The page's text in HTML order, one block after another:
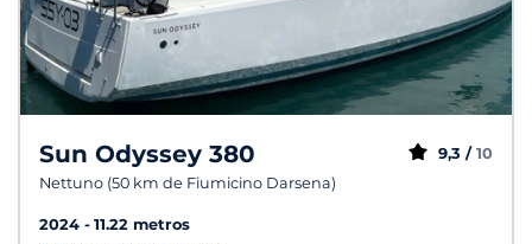
Sun Odyssey 380
Nettuno (50 km de Fiumicino Darsena)
9,3 / 10
2024
11.22 metros